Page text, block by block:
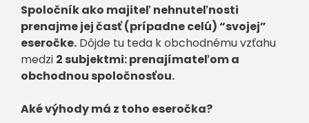
Spoločník ako majiteľ nehnuteľnosti
prenajme jej časť (prípadne celú) “svojej”
eseročke. Dôjde tu teda k obchodnému vzťahu
medzi 2 subjektmi: prenajímateľom a
obchodnou spoločnosťou.
Aké výhody má z toho eseročka?